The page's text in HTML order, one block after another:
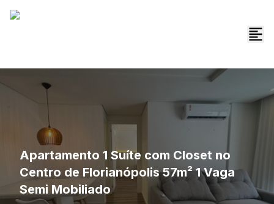
Apartamento 1 Suíte com Closet no
Centro de Florianópolis 57m² 1 Vaga
Semi Mobiliado